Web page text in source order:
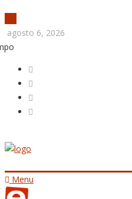
agosto 6, 2026
Menu